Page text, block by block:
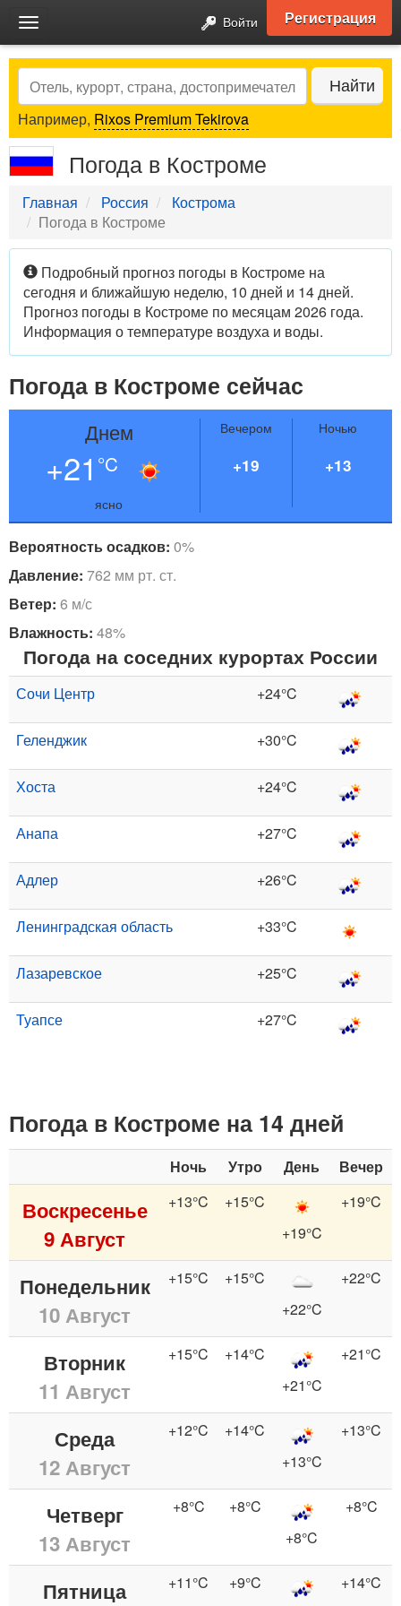
Toggle
navigation
Войти Регистрация
Search Найти
Например, Rixos Premium Tekirova
Погода в Костроме
Главная Россия
Кострома
Погода в Костроме
Подробный прогноз погоды в Костроме на
сегодня и ближайшую неделю, 10 дней и 14 дней.
Прогноз погоды в Костроме по месяцам 2026 года.
Информация о температуре воздуха и воды.
Погода в Костроме сейчас
Днем
+21 °C
ясно
Вечером
+19
Ночью
+13
Вероятность осадков: 0%
Давление: 762 мм рт. ст.
Ветер: 6 м/с
Влажность: 48%
Погода на соседних курортах России
Сочи Центр +24°C
Геленджик +30°C
Хоста +24°C
Анапа +27°C
Адлер +26°C
Ленинградская область +33°C
Лазаревское +25°C
Туапсе +27°C
Погода в Костроме на 14 дней
Ночь Утро День Вечер
Воскресенье
9 Август
+13°C
+15°C
+19°C
+19°C
Понедельник
10 Август
+15°C
+15°C
+22°C
+22°C
Вторник
11 Август
+15°C
+14°C
+21°C
+21°C
Среда
12 Август
+12°C
+14°C
+13°C
+13°C
Четверг
13 Август
+8°C
+8°C
+8°C
+8°C
Пятница
+11°C
+9°C
+14°C